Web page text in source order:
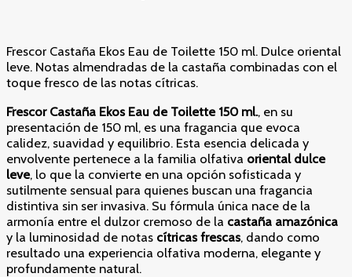
Frescor Castaña Ekos Eau de Toilette 150 ml. Dulce oriental
leve. Notas almendradas de la castaña combinadas con el
toque fresco de las notas cítricas.
Frescor Castaña Ekos Eau de Toilette 150 ml., en su
presentación de 150 ml, es una fragancia que evoca
calidez, suavidad y equilibrio. Esta esencia delicada y
envolvente pertenece a la familia olfativa oriental dulce
leve, lo que la convierte en una opción sofisticada y
sutilmente sensual para quienes buscan una fragancia
distintiva sin ser invasiva. Su fórmula única nace de la
armonía entre el dulzor cremoso de la castaña amazónica
y la luminosidad de notas cítricas frescas, dando como
resultado una experiencia olfativa moderna, elegante y
profundamente natural.